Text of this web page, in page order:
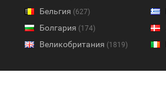
Бельгия (627)
Болгария (174)
Великобритания (1819)